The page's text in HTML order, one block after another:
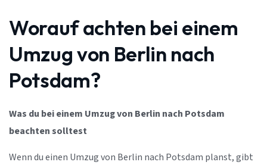
Worauf achten bei einem
Umzug von Berlin nach
Potsdam?
Was du bei einem Umzug von Berlin nach Potsdam
beachten solltest
Wenn du einen Umzug von Berlin nach Potsdam planst, gibt